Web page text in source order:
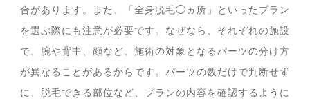
合があります。また、「全身脱毛◯ヵ所」といったプラン
を選ぶ際にも注意が必要です。なぜなら、それぞれの施設
で、腕や背中、顔など、施術の対象となるパーツの分け方
が異なることがあるからです。パーツの数だけで判断せず
に、脱毛できる部位など、プランの内容を確認するように